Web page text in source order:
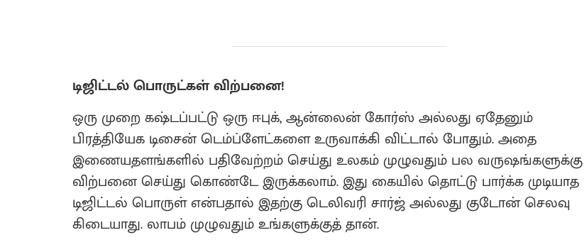
டிஜிட்டல் பொருட்கள் விற்பனை!
ஒரு முறை கஷ்டப்பட்டு ஒரு ஈபுக், ஆன்லைன் கோர்ஸ் அல்லது ஏதேனும்
பிரத்தியேக டிசைன் டெம்ப்ளேட்களை உருவாக்கி விட்டால் போதும். அதை
இணையதளங்களில் பதிவேற்றம் செய்து உலகம் முழுவதும் பல வருஷங்களுக்கு
விற்பனை செய்து கொண்டே இருக்கலாம். இது கையில் தொட்டு பார்க்க முடியாத
டிஜிட்டல் பொருள் என்பதால் இதற்கு டெலிவரி சார்ஜ் அல்லது குடோன் செலவு
கிடையாது. லாபம் முழுவதும் உங்களுக்குத் தான்.